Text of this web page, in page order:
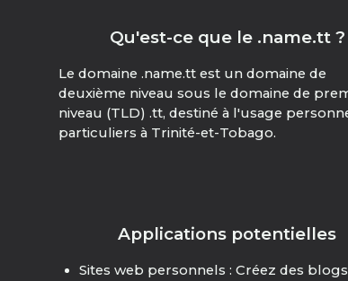
Qu'est-ce que le .name.tt ?
Le domaine .name.tt est un domaine de
deuxième niveau sous le domaine de
niveau (TLD) .tt, destiné à l'usage
particuliers à Trinité-et-Tobago.
Applications potentielles
Sites web personnels : Créez des